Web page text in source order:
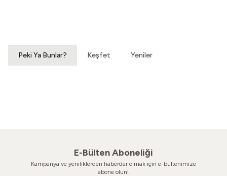
Peki Ya Bunlar? Keşfet Yeniler
E-Bülten Aboneliği
Kampanya ve yeniliklerden haberdar olmak için e-bültenimize
abone olun!